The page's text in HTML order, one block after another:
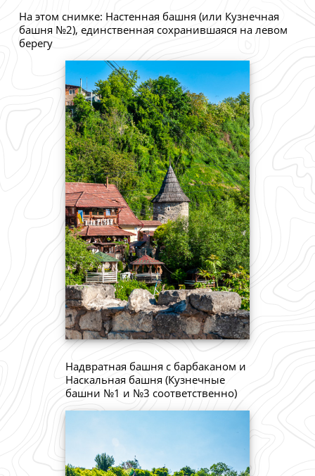
На этом снимке: Настенная башня (или Кузнечная
башня №2), единственная сохранившаяся на левом
берегу
Надвратная башня с барбаканом и
Наскальная башня (Кузнечные
башни №1 и №3 соответственно)